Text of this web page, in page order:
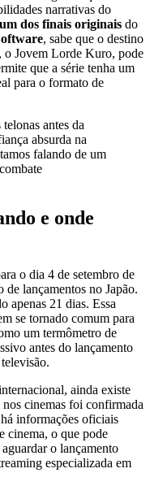
narrativas do
um dos finais originais do
, sabe que o destino
o Jovem Lorde Kuro, pode
que a série tenha um
para o formato de
antes da
absurda na
falando de um
e onde
o dia 4 de setembro de
lançamentos no Japão.
apenas 21 dias. Essa
se tornado comum para
um termômetro de
antes do lançamento
ainda existe
cinemas foi confirmada
informações oficiais
cinema, o que pode
o lançamento
especializada em